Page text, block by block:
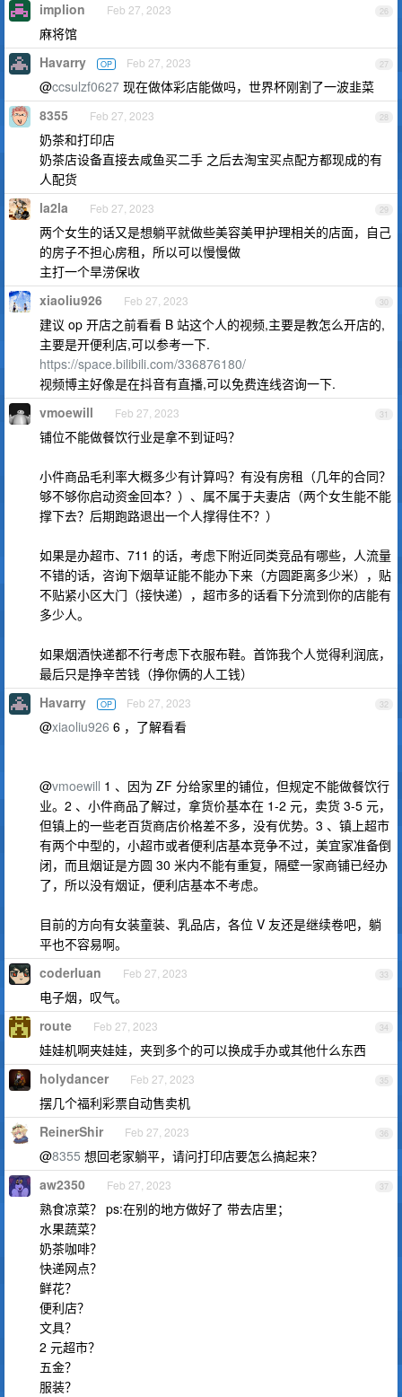
26
implion Feb 27, 2023
麻将馆
27
Havarry OP Feb 27, 2023
@ccsulzf0627 现在做体彩店能做吗，世界杯刚割了一波韭菜
28
8355 Feb 27, 2023
奶茶和打印店
奶茶店设备直接去咸鱼买二手 之后去淘宝买点配方都现成的有
人配货
29
la2la Feb 27, 2023
两个女生的话又是想躺平就做些美容美甲护理相关的店面，自己
的房子不担心房租，所以可以慢慢做
主打一个旱涝保收
30
xiaoliu926 Feb 27, 2023
建议 op 开店之前看看 B 站这个人的视频,主要是教怎么开店的,
主要是开便利店,可以参考一下.
https://space.bilibili.com/336876180/
视频博主好像是在抖音有直播,可以免费连线咨询一下.
31
vmoewill Feb 27, 2023
铺位不能做餐饮行业是拿不到证吗？
小件商品毛利率大概多少有计算吗？有没有房租（几年的合同？
够不够你启动资金回本？）、属不属于夫妻店（两个女生能不能
撑下去？后期跑路退出一个人撑得住不？）
如果是办超市、711 的话，考虑下附近同类竞品有哪些，人流量
不错的话，咨询下烟草证能不能办下来（方圆距离多少米），贴
不贴紧小区大门（接快递），超市多的话看下分流到你的店能有
多少人。
如果烟酒快递都不行考虑下衣服布鞋。首饰我个人觉得利润底，
最后只是挣辛苦钱（挣你俩的人工钱）
32
Havarry OP Feb 27, 2023
@xiaoliu926 6 ，了解看看
@vmoewill 1 、因为 ZF 分给家里的铺位，但规定不能做餐饮行
业。2 、小件商品了解过，拿货价基本在 1-2 元，卖货 3-5 元，
但镇上的一些老百货商店价格差不多，没有优势。3 、镇上超市
有两个中型的，小超市或者便利店基本竞争不过，美宜家准备倒
闭，而且烟证是方圆 30 米内不能有重复，隔壁一家商铺已经办
了，所以没有烟证，便利店基本不考虑。
目前的方向有女装童装、乳品店，各位 V 友还是继续卷吧，躺
平也不容易啊。
33
coderluan Feb 27, 2023
电子烟，叹气。
34
route Feb 27, 2023
娃娃机啊夹娃娃，夹到多个的可以换成手办或其他什么东西
35
holydancer Feb 27, 2023
摆几个福利彩票自动售卖机
36
ReinerShir Feb 27, 2023
@8355 想回老家躺平，请问打印店要怎么搞起来？
37
aw2350 Feb 27, 2023
熟食凉菜？ ps:在别的地方做好了 带去店里；
水果蔬菜？
奶茶咖啡？
快递网点？
鲜花？
便利店？
文具？
2 元超市？
五金？
服装？